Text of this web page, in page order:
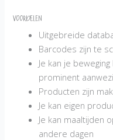
Voordelen
Uitgebreide
Barcodes zijn te
Je kan je
prominent
Producten zijn
Je kan eigen
Je kan maaltijden
andere dagen